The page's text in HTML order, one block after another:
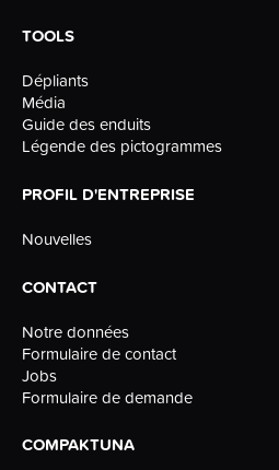
TOOLS
Dépliants
Média
Guide des enduits
Légende des pictogrammes
PROFIL D'ENTREPRISE
Nouvelles
CONTACT
Notre données
Formulaire de contact
Jobs
Formulaire de demande
COMPAKTUNA